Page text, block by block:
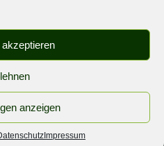
anzeigen
Impressum
wichtige Informatiom